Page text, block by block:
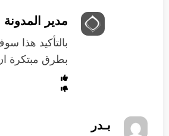
مدير المدونة
بالتأكيد هذا
بطرق مبتكرة
بـدر